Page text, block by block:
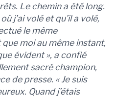
Le chemin a été long.
j’ai volé et qu’il a volé,
le même
moi au même instant,
évident », a confié
sacré champion,
de presse. «Je suis
Quand j’étais